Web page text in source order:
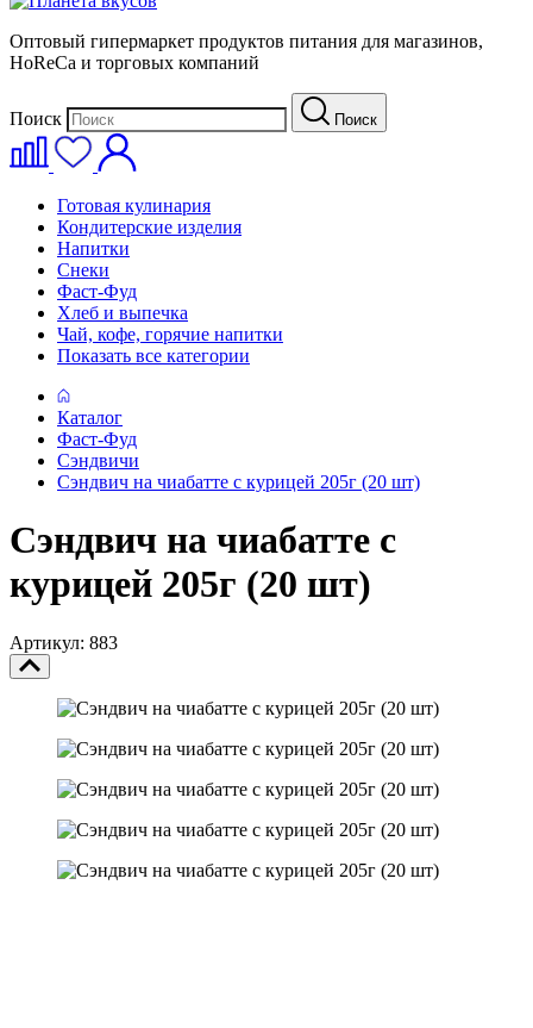
Оптовый гипермаркет продуктов питания для магазинов,
HoReCa и торговых компаний
Поиск Поиск
Готовая кулинария
Кондитерские изделия
Напитки
Снеки
Фаст-Фуд
Хлеб и выпечка
Чай, кофе, горячие напитки
Показать все категории
Каталог
Фаст-Фуд
Сэндвичи
Сэндвич на чиабатте с курицей 205г (20 шт)
Сэндвич на чиабатте с
курицей 205г (20 шт)
Артикул: 883